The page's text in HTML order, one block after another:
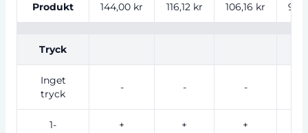
Produkt 144,00 kr 116,12 kr 106,16 kr
Tryck
Inget
tryck
- - -
1-
+
+
+